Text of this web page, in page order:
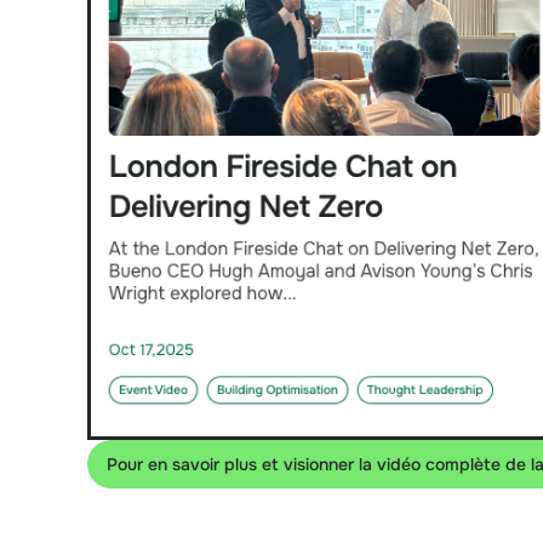
Pour en savoir plus et visionner la vidéo complète de